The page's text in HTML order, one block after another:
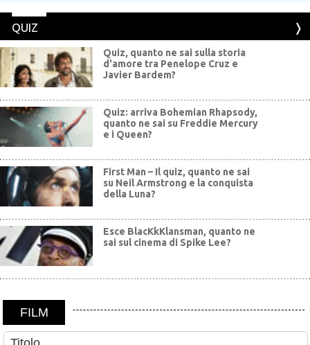
QUIZ
Quiz, quanto ne sai sulla storia
d'amore tra Penelope Cruz e
Javier Bardem?
Quiz: arriva Bohemian Rhapsody,
quanto ne sai su Freddie Mercury
e i Queen?
First Man – Il quiz, quanto ne sai
su Neil Armstrong e la conquista
della Luna?
Esce BlacKkKlansman, quanto ne
sai sul cinema di Spike Lee?